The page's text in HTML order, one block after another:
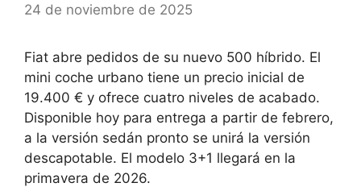
24 de noviembre de 2025
Fiat abre pedidos de su nuevo 500 híbrido. El
mini coche urbano tiene un precio inicial de
19.400 € y ofrece cuatro niveles de acabado.
Disponible hoy para entrega a partir de febrero,
a la versión sedán pronto se unirá la versión
descapotable. El modelo 3+1 llegará en la
primavera de 2026.